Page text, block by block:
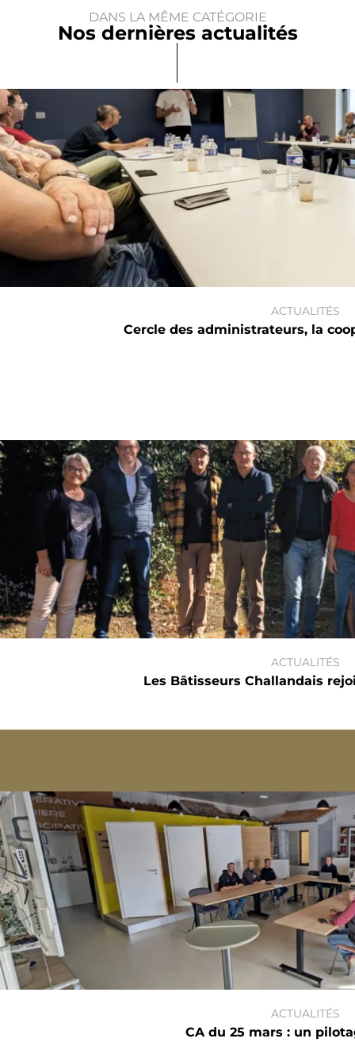
DANS LA MÊME CATÉGORIE
Nos dernières actualités
ACTUALITÉS
Cercle des administrateurs, la
ACTUALITÉS
Les Bâtisseurs Challandais
ACTUALITÉS
CA du 25 mars : un